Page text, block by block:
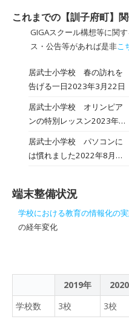
これまでの【訓子府町】
GIGAスクール構想等に関
ス・公告等があれば是非こ
居武士小学校 春の訪れを
告げる一日2023年3月22日
居武士小学校 オリンピア
ンの特別レッスン2023年1
居武士小学校 パソコンに
は慣れました2022年8月30
端末整備状況
学校における教育の情報化の
の経年変化
2019年
学校数
3校 3校